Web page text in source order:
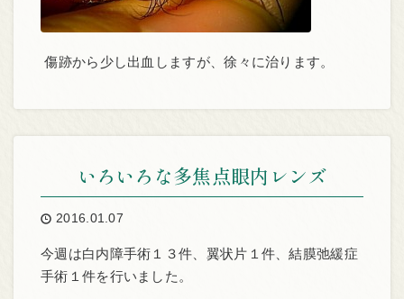
傷跡から少し出血しますが、徐々に治ります。
いろいろな多焦点眼内レンズ
2016.01.07
今週は白内障手術１３件、翼状片１件、結膜弛緩症
手術１件を行いました。